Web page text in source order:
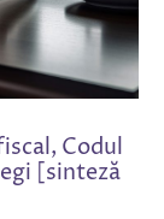
Codul
[sinteză